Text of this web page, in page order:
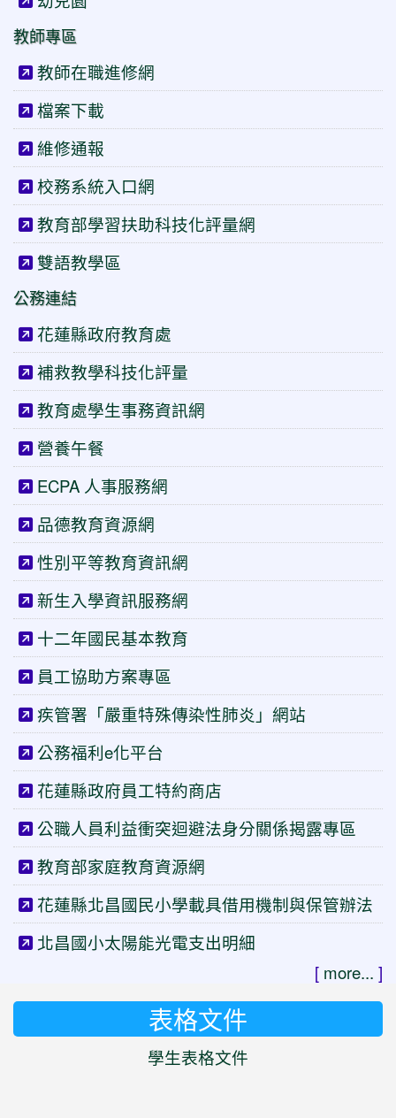
教師專區
教師在職進修網
檔案下載
維修通報
校務系統入口網
教育部學習扶助科技化評量網
雙語教學區
公務連結
花蓮縣政府教育處
補救教學科技化評量
教育處學生事務資訊網
營養午餐
ECPA 人事服務網
品德教育資源網
性別平等教育資訊網
新生入學資訊服務網
十二年國民基本教育
員工協助方案專區
疾管署「嚴重特殊傳染性肺炎」網站
公務福利e化平台
花蓮縣政府員工特約商店
公職人員利益衝突迴避法身分關係揭露專區
教育部家庭教育資源網
花蓮縣北昌國民小學載具借用機制與保管辦法
北昌國小太陽能光電支出明細
[ more... ]
表格文件
學生表格文件